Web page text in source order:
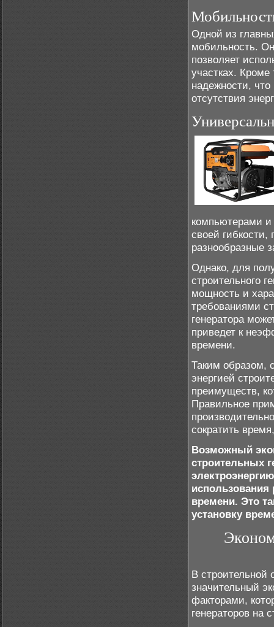
Одной из
мобильность.
позволяет
участках. Кроме
надежности, что
отсутствия
компьютерами и
своей
разнообразные
Однако, для
строительного
мощность и
требованиями
генератора
приведет к
времени.
Таким образом,
энергией
преимуществ,
Правильное
сократить
Возможный
строительных
времени. Это
установку
В строительной
значительный
факторами,
генераторов на